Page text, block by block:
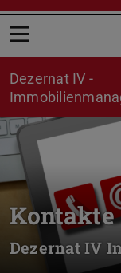
Menü öffnen
Dezernat IV -
Kontakte
Dezernat IV